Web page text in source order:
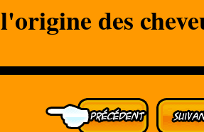
l'origine des